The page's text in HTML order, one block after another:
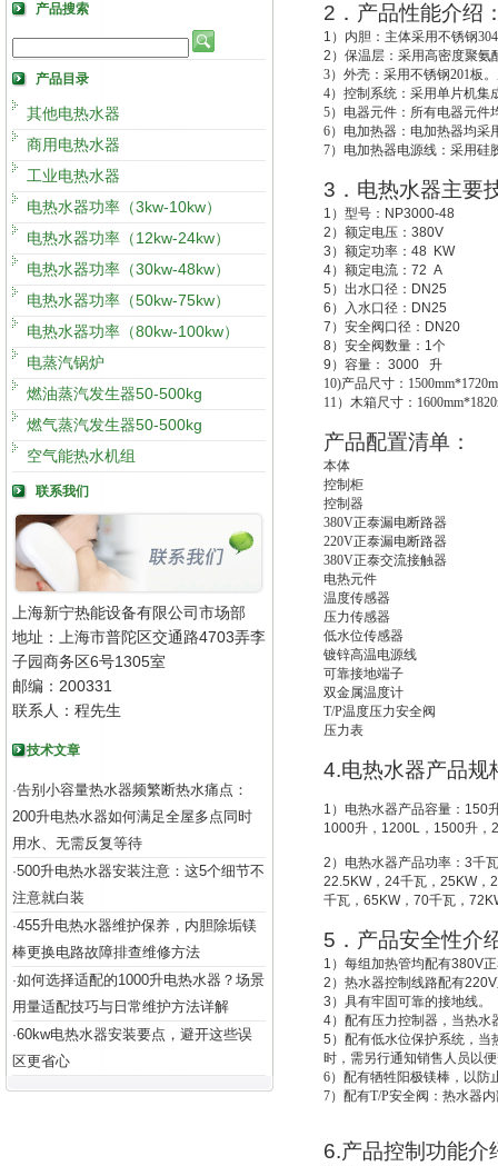
产品搜索
产品目录
其他电热水器
商用电热水器
工业电热水器
电热水器功率（3kw-10kw）
电热水器功率（12kw-24kw）
电热水器功率（30kw-48kw）
电热水器功率（50kw-75kw）
电热水器功率（80kw-100kw）
电蒸汽锅炉
燃油蒸汽发生器50-500kg
燃气蒸汽发生器50-500kg
空气能热水机组
联系我们
上海新宁热能设备有限公司市场部
地址：上海市普陀区交通路4703弄李
子园商务区6号1305室
邮编：200331
联系人：程先生
技术文章
·告别小容量热水器频繁断热水痛点：
200升电热水器如何满足全屋多点同时
用水、无需反复等待
·500升电热水器安装注意：这5个细节不
注意就白装
·455升电热水器维护保养，内胆除垢镁
棒更换电路故障排查维修方法
·如何选择适配的1000升电热水器？场景
用量适配技巧与日常维护方法详解
·60kw电热水器安装要点，避开这些误
区更省心
2 ．产品性能介绍
1 ） 内胆：主体采用不锈钢
2 ） 保温层：采用高密度聚氨
3）外壳：采用不锈钢201板
4）控制系统：采用单片机集
5）电器元件：所有电器元件
6）电加热器：电加热器均采
7）电加热器电源线：采用硅
3 ．电热水器主要
1 ）型号： NP3000-48
2 ）额定电压： 380V
3 ）额定功率： 48 KW
4）额定电流： 72 A
5 ）出水口径： DN25
6 ）入水口径： DN25
7 ）安全阀口径： DN20
8）安全阀数量： 1个
9 ）容量： 3000 升
10)产品尺寸：
11 ）木箱尺寸：
产品配置清单：
本体
控制柜
控制器
380V正泰漏电断路器
220V正泰漏电断路器
380V正泰交流接触器
电热元件
温度传感器
压力传感器
低水位传感器
镀锌高温电源线
可靠接地端子
双金属温度计
T/P温度压力安全阀
压力表
4.电热水器产品规
1 ）电热水器产品容量： 150
1000升 ， 1200L ， 1500升 ，
2 ）电热水器产品功率： 3千
22.5KW， 24千瓦， 25KW，
千瓦， 65KW， 70千瓦，
5 ．产品安全性介
1 ）每组加热管均配有380V
2 ）热水器控制线路配有220V
3 ）具有牢固可靠的接地线。
4）配有压力控制器，当热水
5 ）配有低水位保护系统， 当
时，需另行通知销售人员以
6）配有牺牲阳极镁棒，以防
7）配有T/P安全阀：热水器
6.产品控制功能介